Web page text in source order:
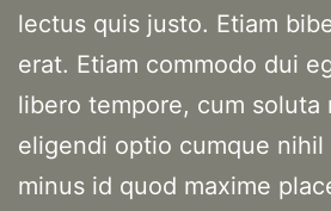
lectus quis justo. Etiam
erat. Etiam commodo dui
libero tempore, cum soluta
eligendi optio cumque
minus id quod maxime